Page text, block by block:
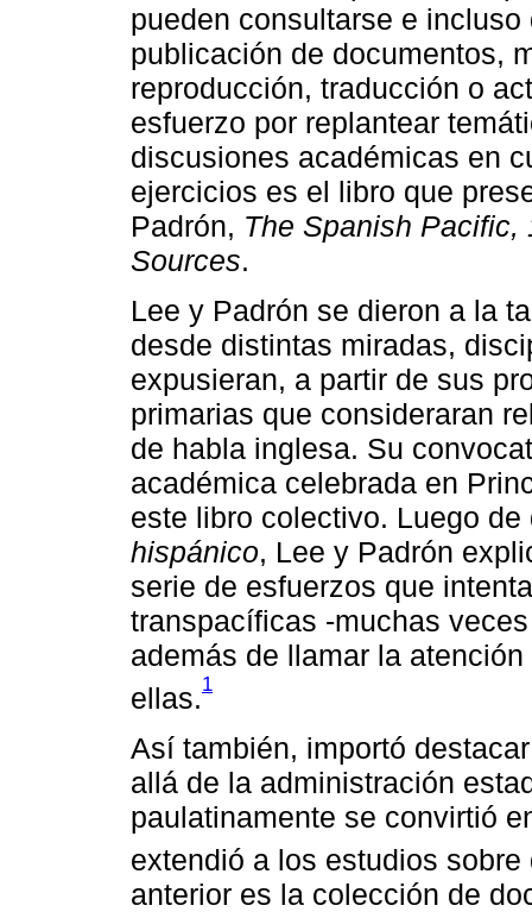
pueden consultarse e
publicación de documentos,
reproducción, traducción o
esfuerzo por replantear
discusiones académicas en
ejercicios es el libro que
Padrón, The Spanish Pacific,
Sources.
Lee y Padrón se dieron a la
desde distintas miradas,
expusieran, a partir de sus
primarias que consideraran
de habla inglesa. Su
académica celebrada en
este libro colectivo. Luego
hispánico, Lee y Padrón
serie de esfuerzos que
transpacíficas -muchas
además de llamar la
ellas.1
Así también, importó
allá de la administración
paulatinamente se convirtió
extendió a los estudios
anterior es la colección de